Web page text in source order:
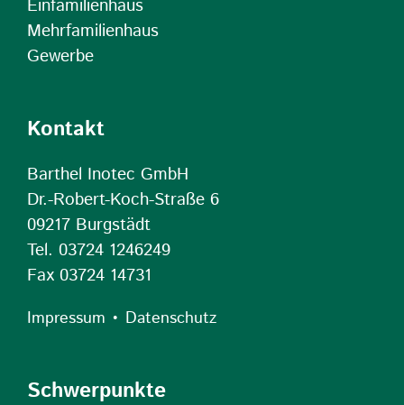
Einfamilienhaus
Mehrfamilienhaus
Gewerbe
Kontakt
Barthel Inotec GmbH
Dr.-Robert-Koch-Straße 6
09217 Burgstädt
Tel. 03724 1246249
Fax 03724 14731
Impressum • Datenschutz
Schwerpunkte